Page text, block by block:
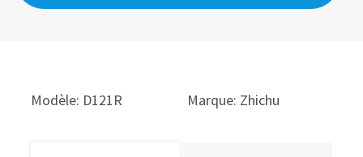
Modèle: D121R Marque: Zhichu